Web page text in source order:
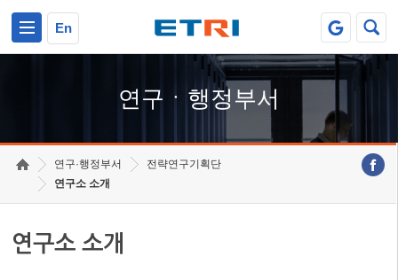
En
연구ㆍ행정부서
연구·행정부서
전략연구기획단
연구소 소개
연구소 소개